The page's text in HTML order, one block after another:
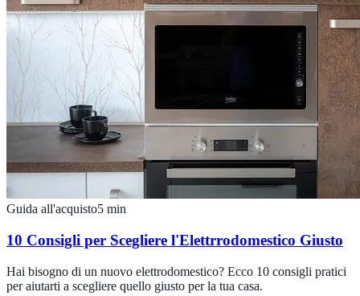
Guida all'acquisto5 min
10 Consigli per Scegliere l'Elettrrodomestico Giusto
Hai bisogno di un nuovo elettrodomestico? Ecco 10 consigli pratici
per aiutarti a scegliere quello giusto per la tua casa.